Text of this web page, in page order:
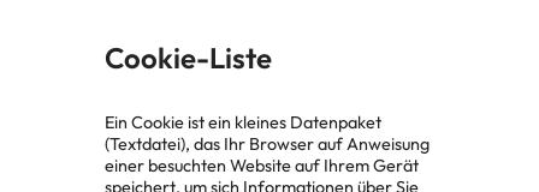
Cookie-Liste
Ein Cookie ist ein kleines Datenpaket
(Textdatei), das Ihr Browser auf Anweisung
einer besuchten Website auf Ihrem Gerät
speichert, um sich Informationen über Sie